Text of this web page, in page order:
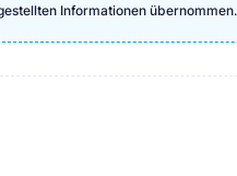
Informationen übernommen.